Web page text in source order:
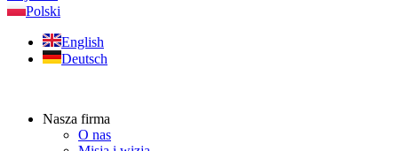
Polski
English
Deutsch
Nasza firma
O nas